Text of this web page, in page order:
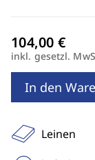
inkl. gesetzl.
In den
Leinen